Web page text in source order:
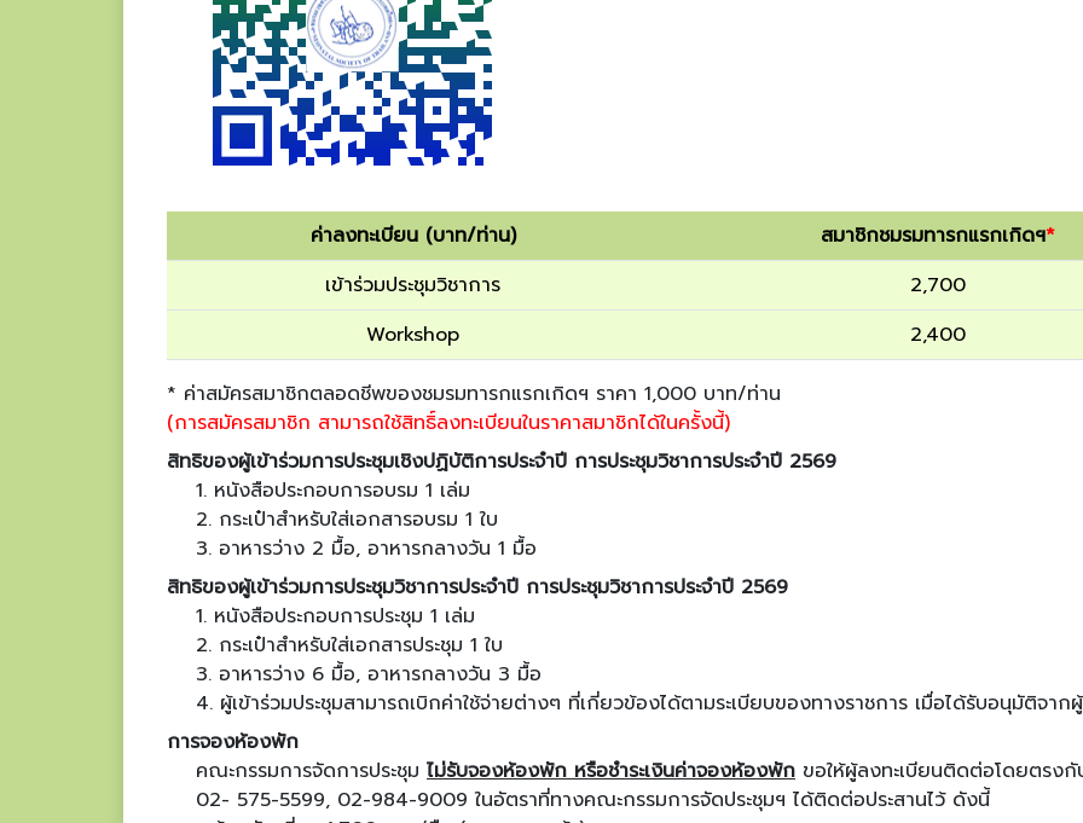
ค่าลงทะเบียน (บาท/ท่าน) สมาชิกชมรมทารกแรกเกิดฯ*
เข้าร่วมประชุมวิชาการ
2,700
Workshop
2,400
* ค่าสมัครสมาชิกตลอดชีพของชมรมทารกแรกเกิดฯ ราคา 1,000 บาท/ท่าน
(การสมัครสมาชิก สามารถใช้สิทธิ์ลงทะเบียนในราคาสมาชิกได้ในครั้งนี้)
สิทธิของผู้เข้าร่วมการประชุมเชิงปฏิบัติการประจำปี การประชุมวิชาการประจำปี 2569
1. หนังสือประกอบการอบรม 1 เล่ม
2. กระเป๋าสำหรับใส่เอกสารอบรม 1 ใบ
3. อาหารว่าง 2 มื้อ, อาหารกลางวัน 1 มื้อ
สิทธิของผู้เข้าร่วมการประชุมวิชาการประจำปี การประชุมวิชาการประจำปี 2569
1. หนังสือประกอบการประชุม 1 เล่ม
2. กระเป๋าสำหรับใส่เอกสารประชุม 1 ใบ
3. อาหารว่าง 6 มื้อ, อาหารกลางวัน 3 มื้อ
4. ผู้เข้าร่วมประชุมสามารถเบิกค่าใช้จ่ายต่างๆ ที่เกี่ยวข้องได้ตามระเบียบของทางราชการ เมื่อได้รับอนุมัติจา
การจองห้องพัก
คณะกรรมการจัดการประชุม ไม่รับจองห้องพัก หรือชำระเงินค่าจองห้องพัก ขอให้ผู้ลงทะเบียนติดต่อโดยตรงกั
02- 575-5599, 02-984-9009 ในอัตราที่ทางคณะกรรมการจัดประชุมฯ ได้ติดต่อประสานไว้ ดังนี้